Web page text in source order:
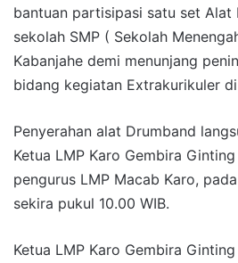
bantuan partisipasi satu set Alat
sekolah SMP ( Sekolah
Kabanjahe demi menunjang
bidang kegiatan Extrakurikuler
Penyerahan alat Drumband
Ketua LMP Karo Gembira
pengurus LMP Macab Karo,
sekira pukul 10.00 WIB.
Ketua LMP Karo Gembira